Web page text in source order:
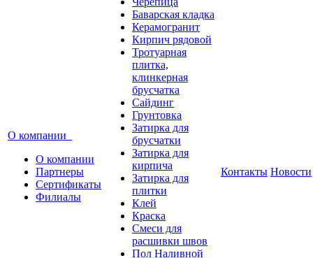
О компании
О компании
Партнеры
Сертификаты
Филиалы
Баварская кладка
Керамогранит
Кирпич рядовой
Тротуарная
плитка,
клинкерная
брусчатка
Сайдинг
Грунтовка
Затирка для
брусчатки
Затирка для
кирпича
Затирка для
плитки
Клей
Краска
Смеси для
расшивки швов
Пол Наливной
Контакты Новости